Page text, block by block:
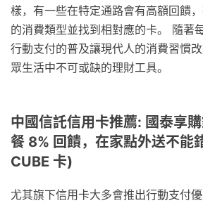
樣，有一些在特定通路會有高額回饋
的消費類型並找到相對應的卡。 隨著
行動支付的普及讓現代人的消費習慣
眾生活中不可或缺的理財工具。
中國信託信用卡推薦: 國泰享
餐 8% 回饋，在家點外送不能
CUBE 卡)
尤其旗下信用卡大多會推出行動支付